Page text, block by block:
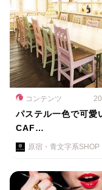
コンテンツ
パステル一色で可
CAF…
原宿・青文字系SHOP